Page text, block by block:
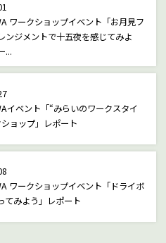
ワークショップイベント「お月見フ
ンジメントで十五夜を感じてみよ
...
イベント「“みらいのワークスタイ
ョップ」レポート
ワークショップイベント「ドライボ
てみよう」レポート